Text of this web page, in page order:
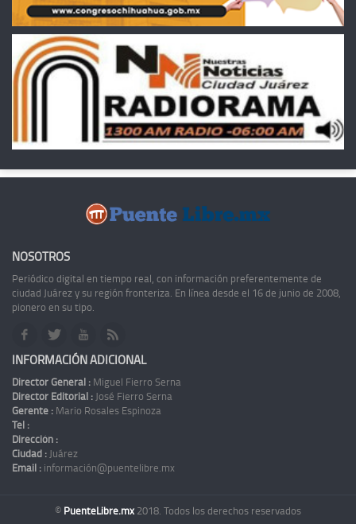
NOSOTROS
Periódico digital en tiempo real, con información preferentemente de
ciudad Juárez y su región fronteriza. En línea desde el 16 de junio de 2008,
pionero en su tipo.
INFORMACIÓN ADICIONAL
Director General : Miguel Fierro Serna
Director Editorial : José Fierro Serna
Gerente : Mario Rosales Espinoza
Tel :
Dirección :
Ciudad : Juárez
Email : información@puentelibre.mx
© PuenteLibre.mx 2018. Todos los derechos reservados